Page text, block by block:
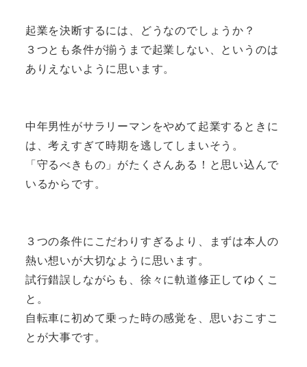
起業を決断するには、どうなのでしょうか？
３つとも条件が揃うまで起業しない、というのは
ありえないように思います。
中年男性がサラリーマンをやめて起業するときに
は、考えすぎて時期を逃してしまいそう。
「守るべきもの」がたくさんある！と思い込んで
いるからです。
３つの条件にこだわりすぎるより、まずは本人の
熱い想いが大切なように思います。
試行錯誤しながらも、徐々に軌道修正してゆくこ
と。
自転車に初めて乗った時の感覚を、思いおこすこ
とが大事です。